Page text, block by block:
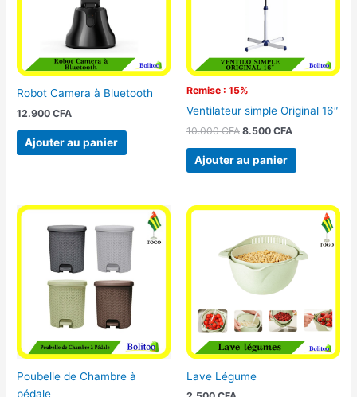
Robot Camera à Bluetooth
12.900CFA
Ajouter au panier
Remise : 15%
Ventilateur simple Original 16″
10.000CFA 8.500 CFA
Ajouter au panier
Poubelle de Chambre à
pédale
Lave Légume